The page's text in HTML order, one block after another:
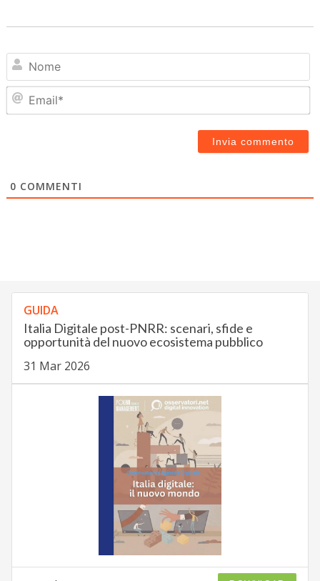
0 COMMENTI
GUIDA
Italia Digitale post-PNRR: scenari, sfide e
opportunità del nuovo ecosistema pubblico
31 Mar 2026